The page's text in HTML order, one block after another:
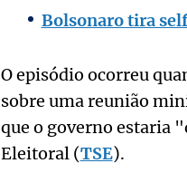
Bolsonaro tira
O episódio ocorreu
sobre uma reunião
que o governo estaria
Eleitoral (TSE).